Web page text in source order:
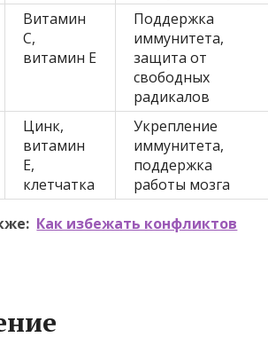
Витамин
С,
витамин Е
Поддержка
иммунитета,
защита от
свободных
радикалов
Цинк,
витамин
Е,
клетчатка
Укрепление
иммунитета,
поддержка
работы мозга
Как избежать конфликтов